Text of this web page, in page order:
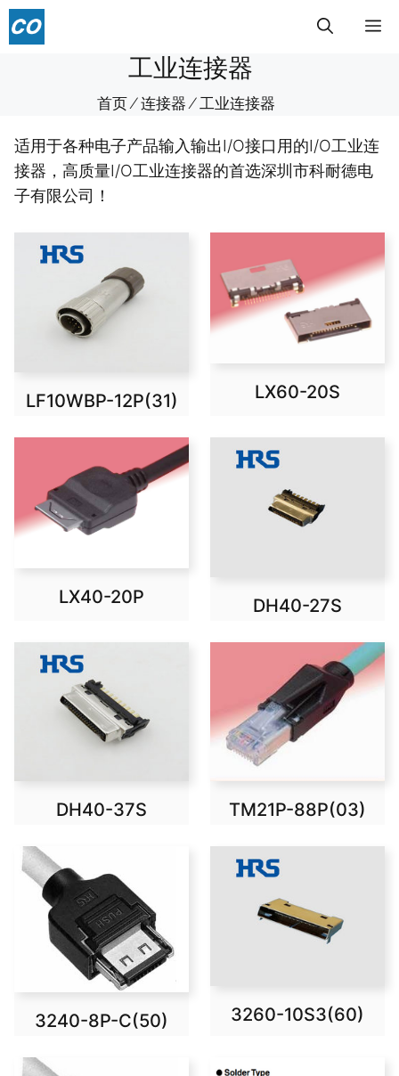
跳
至
菜
工业连接器
首页⁄连接器⁄工业连接器
适用于各种电子产品输入输出I/O接口用的I/O工业连
接器，高质量I/O工业连接器的首选深圳市科耐德电
子有限公司！
LF10WBP-12P(31) LX60-20S
LX40-20P DH40-27S
DH40-37S TM21P-88P(03)
3240-8P-C(50) 3260-10S3(60)